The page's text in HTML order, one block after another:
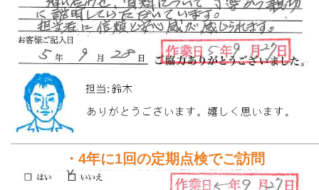
・4年に1回の定期点検でご訪問